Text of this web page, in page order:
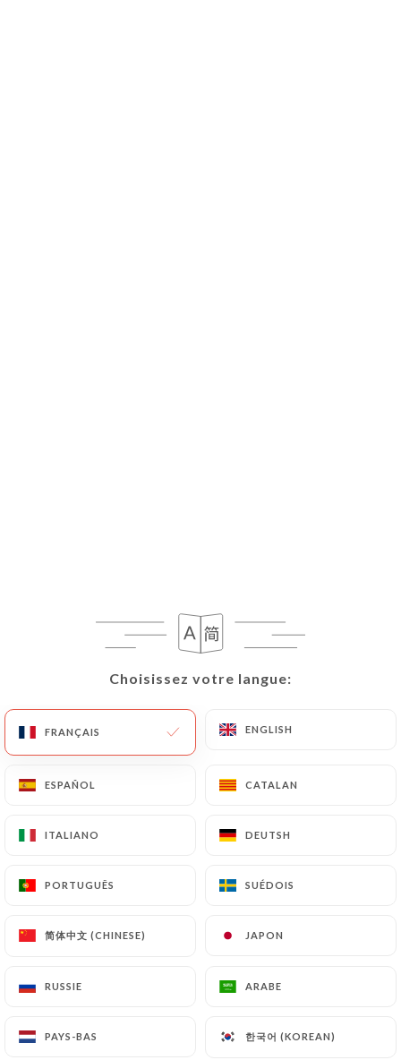
Choisissez votre langue:
FRANÇAIS ENGLISH
ESPAÑOL CATALAN
ITALIANO DEUTSH
PORTUGUÊS SUÉDOIS
简体中文 (CHINESE) JAPON
RUSSIE ARABE
PAYS-BAS 한국어 (KOREAN)
Choisissez votre langue:
FRANÇAIS ENGLISH
ESPAÑOL CATALAN
ITALIANO DEUTSH
PORTUGUÊS SUÉDOIS
简体中文 (CHINESE) JAPON
RUSSIE ARABE
PAYS-BAS 한국어 (KOREAN)